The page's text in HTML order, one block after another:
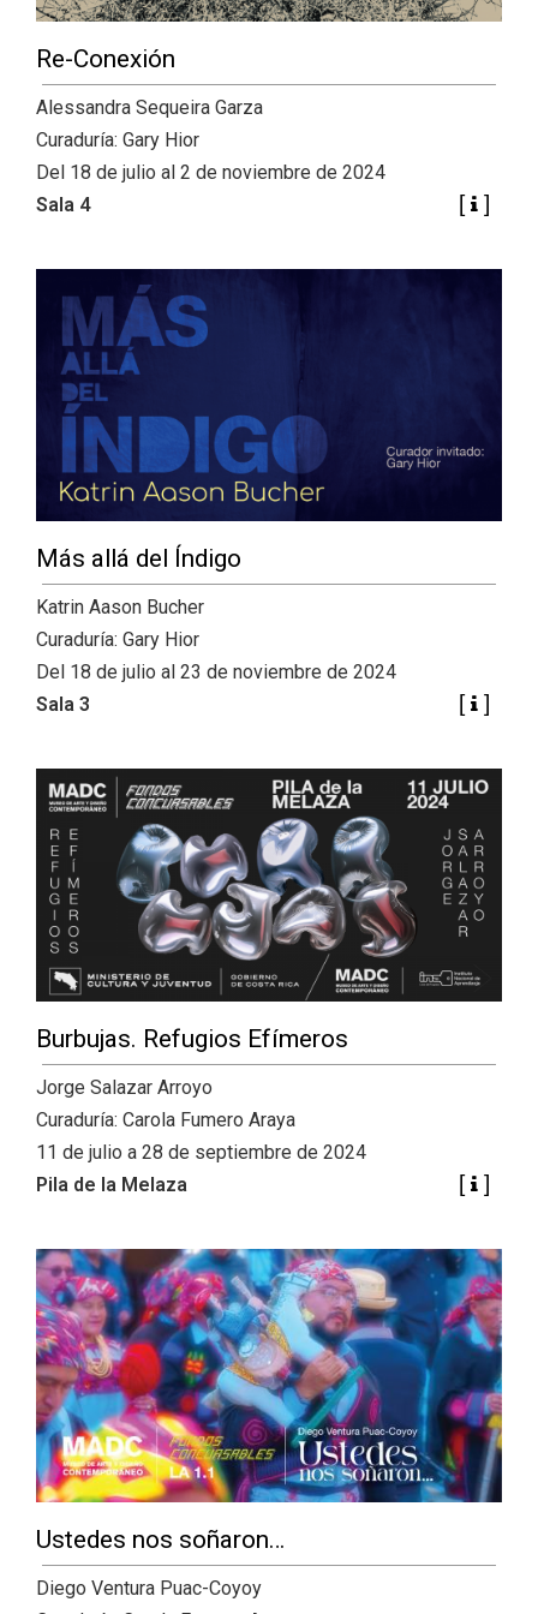
+ DIRECTORIOS | Tiendas de diseño
+ MESA EJECUTIVA DE ARTES VISUALES
+ SALA DE PRENSA
Re-Conexión
Alessandra Sequeira Garza
Curaduría: Gary Hior
Del 18 de julio al 2 de noviembre de 2024
Sala 4
Más allá del Índigo
Katrin Aason Bucher
Curaduría: Gary Hior
Del 18 de julio al 23 de noviembre de 2024
Sala 3
Burbujas. Refugios Efímeros
Jorge Salazar Arroyo
Curaduría: Carola Fumero Araya
11 de julio a 28 de septiembre de 2024
Pila de la Melaza
Ustedes nos soñaron…
Diego Ventura Puac-Coyoy